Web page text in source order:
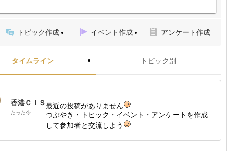
トピック作成 イベント作成 アンケート作成
タイムライン トピック別
香港ＣＩＳ
たった今
最近の投稿がありません
つぶやき・トピック・イベント・アンケートを作成
して参加者と交流しよう